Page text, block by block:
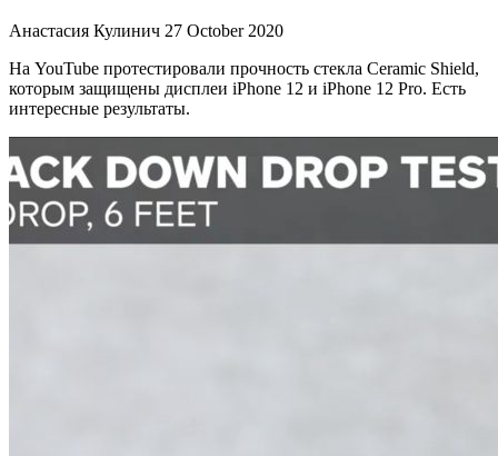
Анастасия Кулинич 27 October 2020
На YouTube протестировали прочность стекла Ceramic Shield,
которым защищены дисплеи iPhone 12 и iPhone 12 Pro. Есть
интересные результаты.